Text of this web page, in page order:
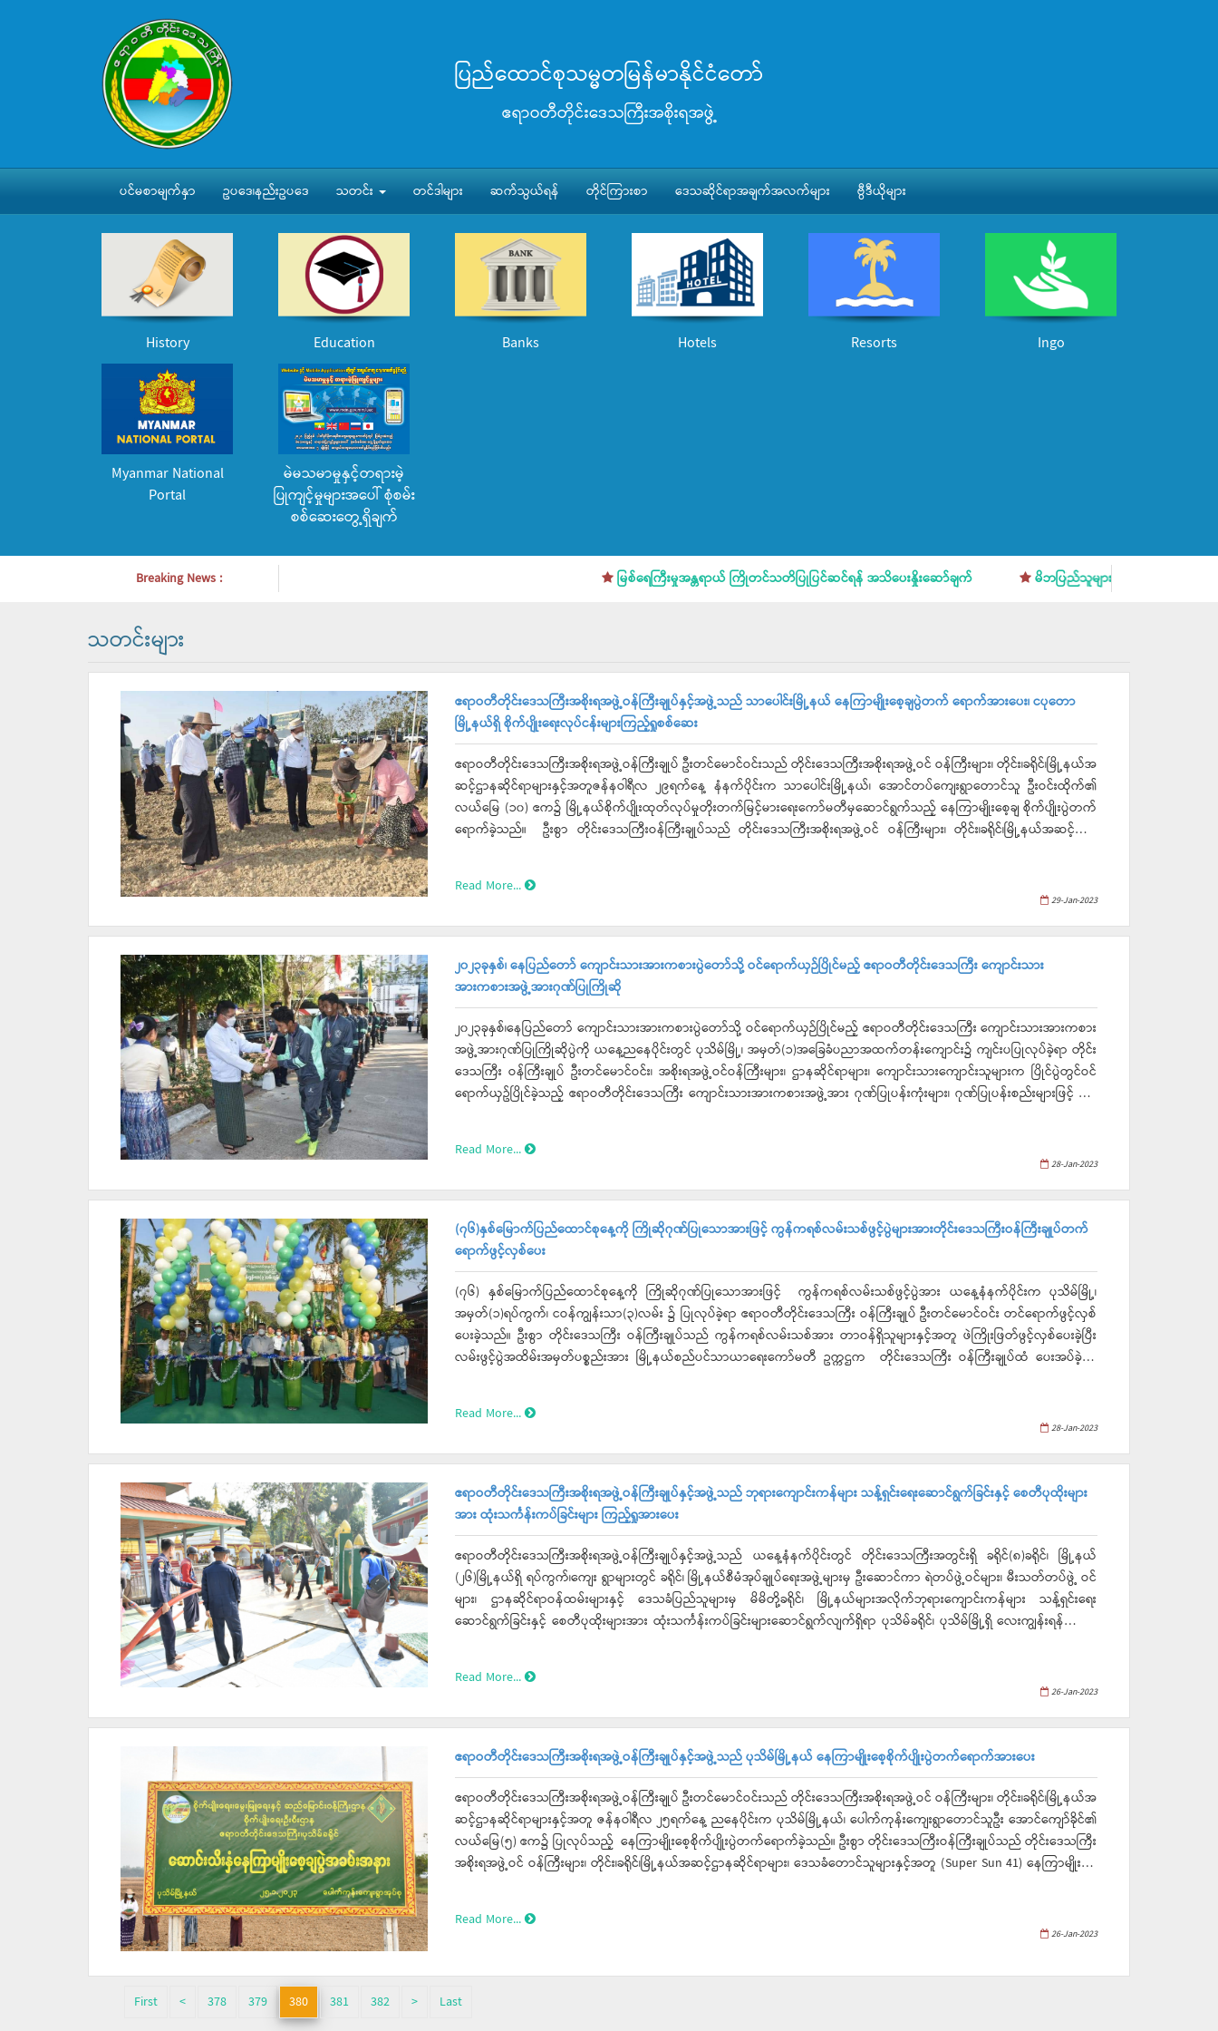
ပြည်ထောင်စုသမ္မတမြန်မာနိုင်ငံတော်
ဧရာဝတီတိုင်းဒေသကြီးအစိုးရအဖွဲ့
ပင်မစာမျက်နှာ ဥပဒေ၊နည်းဥပဒေ သတင်း တင်ဒါများ ဆက်သွယ်ရန် တိုင်ကြားစာ ဒေသဆိုင်ရာအချက်အလက်များ ဗွီဒီယိုများ
History Education Banks Hotels Resorts Ingo
Myanmar National
Portal
မဲမသမာမှုနှင့်တရားမဲ့
ပြုကျင့်မှုများအပေါ် စုံစမ်း
စစ်ဆေးတွေ့ရှိချက်
Breaking News : မြစ်ရေကြီးမှုအန္တရာယ် ကြိုတင်သတိပြုပြင်ဆင်ရန် အသိပေးနှိုးဆော်ချက် မိဘပြည်သူများအား အသိပေးနှိုးဆော်ချက်
သတင်းများ
ဧရာဝတီတိုင်းဒေသကြီးအစိုးရအဖွဲ့ဝန်ကြီးချုပ်နှင့်အဖွဲ့သည် သာပေါင်းမြို့နယ် နေကြာမျိုးစေ့ချပွဲတက် ရောက်အားပေး၊ ငပုတော
မြို့နယ်ရှိ စိုက်ပျိုးရေးလုပ်ငန်းများကြည့်ရှုစစ်ဆေး
ဧရာဝတီတိုင်းဒေသကြီးအစိုးရအဖွဲ့ဝန်ကြီးချုပ် ဦးတင်မောင်ဝင်းသည် တိုင်းဒေသကြီးအစိုးရအဖွဲ့ဝင် ဝန်ကြီးများ၊ တိုင်း၊ခရိုင်၊မြို့နယ်အ
ဆင့်ဌာနဆိုင်ရာများနှင့်အတူဇန်နဝါရီလ ၂၉ရက်နေ့ နံနက်ပိုင်းက သာပေါင်းမြို့နယ်၊ အောင်တပ်ကျေးရွာတောင်သူ ဦးဝင်းထိုက်၏
လယ်မြေ (၁၀) ဧက၌ မြို့နယ်စိုက်ပျိုးထုတ်လုပ်မှုတိုးတက်မြင့်မားရေးကော်မတီမှဆောင်ရွက်သည့် နေကြာမျိုးစေ့ချ စိုက်ပျိုးပွဲတက်
ရောက်ခဲ့သည်။ ဦးစွာ တိုင်းဒေသကြီးဝန်ကြီးချုပ်သည် တိုင်းဒေသကြီးအစိုးရအဖွဲ့ဝင် ဝန်ကြီးများ၊ တိုင်း၊ခရိုင်၊မြို့နယ်အဆင့်ဌာန
င့်ဆန်း၏ လယ်မြေ(၈)ဧက၌ နိုင်ငံ့စီးပွားမြှင့်တင်ရေး ရန်ပုံငွေဖြင့် စိုက်ပျိုးသည့် နွေစပါးမြေဩဇာကြဲပက်နေမှုများကို ကြည့်ရှု
စေရေးနှင့် အထွက်တိုးစေရေးအလေးထားဆောင်ရွက်ရန်မှာကြားခဲ့ကြောင်းသိရသည်။ ဆက်လက်၍ တိုင်းဒေသကြီးဝန်ကြီးချုပ်နှင့်
အဖွဲ့သည် ငပုတောမြို့နယ်၊ သက္ကယ်ချောင်း၊ အုန်းပင်စုကားလမ်းဘေးမြောင်းအား မြို့နယ်ဆည်မြောင်းနှင့်ရေအသုံးချမှုစီမံခန့်ခွဲ
ရေးဦးစီးဌာနမှ နွေစပါးအောင်ရေရရှိစေရေးအတွက် စိုက်ဧက ၃၀၀ခန့်အားအကျိုးပြုနိုင်သည့် အလျား ၇၅၀၀ပေရှိ မြောင်းတူးခြင်း
လုပ်ငန်းဆောင်ရွက်ပြီးစီးမှုနှင့်တောင်သူများမှ စိုက်ပျိုးရေသုံးစွဲနေမှုနှင့်တောင်သူ ဦးဝင်းကိုကို၏ လယ်မြေ(၁၀)တွင် မြေသြဇာကြဲ
ပတ်နေမှုများကိုကြည့်ရှုအားပေးခဲ့ကာ စိုက်ပျိုးရေလုံလောက်စွာရရှိပြီဖြစ်၍ ပိုမိုတိုးချဲ့စိုက်ပျိုးစေရေး၊ အထွက်တိုးစေရေးကြိုးပမ်း
ဆောင်ရွက်ကြရန်မှာကြားခဲ့သည်။ ထို့နောက် ဝက်ဆူကျေးရွာရှိ တောင်သူဦးရဲတိုး၏ လယ်မြေ (၁၁.၈)ဧကတွင် နိုင်ငံ့စီးပွားမြှင့်တင်
ရေး ရန်ပုံငွေဖြင့် စိုက်ပျိုးသည့် နွေစပါး မြေဩဇာကြဲပတ်ပွဲအား တက်ရောက်အားပေးခဲ့ပြီး တောင်သူများနှင့်တွေ့ဆုံ၍ မြေပြုပြင်ခြင်း
လုပ်ငန်းများဆောင်ရွက်စေရေး၊ သာဘာဝမြေသြဇာနှင့်ဓာတ်မြေသြဇာများအချိုးကျသုံးစွဲစေရေး၊ အထွက်တိုးမျိုးစပါးများအသုံးပြုစေ
ဆက်လက်၍ လိပ်ချောင်းကျေးရွာရှိ တောင်သူ ဦးအောင်သူ၏ လယ်မြေ (၁၀)တွင် မြို့နယ်စိုက်ပျိုးထုတ်လုပ်မှုတိုးတက်မြင့်မားရေး
စုပေါင်းစိုက်ပျိုးပွဲတက်ရောက်ခဲ့ပြီး ငပုတောမြို့နယ်အတွင်းရှိ ၂၀၂၂- ၂၀၂၃ခုနှစ် မိုးစပါးရိတ်သိမ်းပြီးစီးမှုအပေါ် နွေစပါးစိုက်ပျိိုးမှုနှင့်
ဆောင်းသီးနှံ သီးထပ်စိုက်ပျိုးမှုအခြေအနေများနှင့် ရိုးပြက်ကျန်ဧကများအပေါ် ၂၀၂၂- ၂၀၂၃ခုနှစ် သီးနှံအလိုက်ဖော်ထုတ်စိုက်ပျိုးပြီးစီး
မှုအခြေအနေများရှင်းလင်းတင်ပြရာ တိုင်းဒေသကြီးဝန်ကြီးချုပ်မှ အထွက်နှုန်းတိုးစေရေး၊ သဘာဝမြေသြဇာနှင့်ဓာတ်မြေသြဇာ
အချိုးကျသုံးစွဲခြင်းအားတောင်သူများကျယ်ကျယ်ပြန့်ပြန့်သုံးစွဲစေရေးအသိပညာပေးလုပ်ငန်းများဆောင်ရွက်ရန် မှာကြားခဲ့ပြီး (Super
Sun 41) နေကြာမျိုးစေ့များအား စုပေါင်းစိုက်ပျိုးမှုကိုကြည့်ရှုအားပေးခဲ့ပြီး ရေပေးခြင်း၊ အစာကျွေးခြင်းလုပ်ငန်းများ စနစ်တကျ
ဆောင်ရွက်ရန်နှင့် ဖြစ်ထွန်းအောင်မြင်အောင် စိုက်ပျိုးကြရန်မှာကြားခဲ့သည်။ ဆက်လက်၍ ပုသိမ်စက်မှုစီမံကိန်းသို့သွားရောက်ခဲ့ပြီး
စပါးခွံလောင်စာအသုံးပြု၍ Gasifierဖြင့် လျှပ်စစ်ထုတ်လုပ်သုံးစွဲနေမှုအား ကြည့်ရှုစစ်ဆေးခဲ့ပြီး လျှပ်စစ်ဓာတ်အားလိုအပ်ချက်ကို
အထိုက်အလျောက်ဖြည့်ဆည်းနိုင်မည့် ဆိုလာစွမ်းအင်နှင့် စပါးခွံလောင်သုံး Gasifier တို့ဖြင့်ကုန်ထုတ်လုပ်ငန်းများပိုမိုတိုးတက်အောင်
(၁၁/၀.၄ )ကေဗွီ၊ ၂၀၀ ကေဗွီအေ ခွဲရုံ (၂) ရုံနှင့်၄၀၀ ဗို့ ဓာတ်အားလိုင်း (၂) မိုင် အသစ်တည်ဆောက်ခြင်းလုပ်ငန်းသို့သွားရောက်ခဲ့ပြီး
တိုင်းဒေသကြီး လျှပ်စစ်ဓာတ်အားဖြန့်ဖြူးဌာန၊ တိုင်းဦးစီးမှူးမှ လုပ်ငန်းဆောင်ရွက်မှုအခြေအနေများရှင်းလင်းတင်ပြရာ တိုင်းဒေသ
ကြီးဝန်ကြီးချုပ်က သတ်မှတ်ကာလအတွင်းပြီးစီးစေရေး၊ လုပ်ငန်းခွင်အန္တရာယ်ကင်းရှင်းစေရေးအလေးထားဆောင်ရွက်ရန်မှာကြားခဲ့
ပြီး လျှပ်စစ်တိုင်ထူခြင်းလုပ်ငန်းဆောင်ရွက်နေမှုများကို ကြည့်ရှုစစ်ဆေးခဲ့ကြောင်းသိရသည်။
Read More...
29-Jan-2023
၂၀၂၃ခုနှစ်၊ နေပြည်တော် ကျောင်းသားအားကစားပွဲတော်သို့ ဝင်ရောက်ယှဉ်ပြိုင်မည့် ဧရာဝတီတိုင်းဒေသကြီး ကျောင်းသား
အားကစားအဖွဲ့အားဂုဏ်ပြုကြိုဆို
၂၀၂၃ခုနှစ်၊နေပြည်တော် ကျောင်းသားအားကစားပွဲတော်သို့ ဝင်ရောက်ယှဉ်ပြိုင်မည့် ဧရာဝတီတိုင်းဒေသကြီး ကျောင်းသားအားကစား
အဖွဲ့အားဂုဏ်ပြုကြိုဆိုပွဲကို ယနေ့ညနေပိုင်းတွင် ပုသိမ်မြို့၊ အမှတ်(၁)အခြေခံပညာအထက်တန်းကျောင်း၌ ကျင်းပပြုလုပ်ခဲ့ရာ တိုင်း
ဒေသကြီး ဝန်ကြီးချုပ် ဦးတင်မောင်ဝင်း၊ အစိုးရအဖွဲ့ဝင်ဝန်ကြီးများ၊ ဌာနဆိုင်ရာများ၊​ ကျောင်းသား​​ကျောင်းသူများက ပြိုင်ပွဲတွင်ဝင်​
ရောက်ယှဥ်ပြိုင်ခဲ့သည့် ဧရာဝတီတိုင်းဒေသကြီး ကျောင်းသားအားကစားအဖွဲ့အား ဂုဏ်ပြုပန်းကုံးများ၊ ဂုဏ်ပြုပန်းစည်းများဖြင့် ရင်း
အောင်ပွဲနှင့်အတူဂုဏ်ပြုကြိုဆိုခြင်းဖြစ်ပါကြောင်း၊ တိုင်းဒေသကြီး ကျောင်းသားအားကစားအဖွဲ့သည် ပြိုင်ပွဲလေးခုတွင် ဖိုင်နယ်သို့
အမျိုးသားဘောလုံးပြိုင်ပွဲတွင် ပထမရယူခဲ့သည့် အတွက် တိုင်းဒေသကြီး ဝန်ကြီးချုပ်အနေဖြင့် ဂုဏ်ယူပါကြောင်းနှင့် ဆုမရရှိခဲ့သည့်
အားကစားသမားများကလည်း ဆုရရှိရေး ပိုမိုကြိုးစားဆောင်ရွက်ကြရမှာဖြစ်ပါကြောင်းနှင့်အခြေခံပညာအဆင့်မှစတင်ကာ တိုင်း
ဒေသကြီးကိုယ်စားပြု၊နိုင်ငံ့ကိုယ်စားပြု အားကစားသမားများဖြစ်​အောင် ​ကြိုးစားဆောင်ရွက်ကြရမှာဖြစ်​ကြောင်း” ပြောကြားခဲ့ပြီး
စားသောက်ဖွယ်ရာများနှင့် ကြိုဆိုဂုဏ်ပြုဧည့်ခံခဲ့ကြောင်းသိရသည်။
Read More...
28-Jan-2023
(၇၆)နှစ်မြောက်ပြည်ထောင်စုနေ့ကို ကြိုဆိုဂုဏ်ပြုသောအားဖြင့် ကွန်ကရစ်လမ်းသစ်ဖွင့်ပွဲများအားတိုင်းဒေသကြီးဝန်ကြီးချုပ်တက်
ရောက်ဖွင့်လှစ်ပေး
(၇၆) နှစ်မြောက်ပြည်ထောင်စုနေ့ကို ကြိုဆိုဂုဏ်ပြုသောအားဖြင့် ကွန်ကရစ်လမ်းသစ်ဖွင့်ပွဲအား ယနေ့နံနက်ပိုင်းက ပုသိမ်မြို့၊
အမှတ်(၁)ရပ်ကွက်၊ ငဝန်ကျွန်းသာ(၃)လမ်း ၌ ပြုလုပ်ခဲ့ရာ ဧရာဝတီတိုင်းဒေသကြီး ဝန်ကြီးချုပ် ဦးတင်မောင်ဝင်း တင်ရောက်ဖွင့်လှစ်
ပေးခဲ့သည်။ ဦးစွာ တိုင်း‌ဒေသကြီး ဝန်ကြီးချုပ်သည် ကွန်ကရစ်လမ်းသစ်အား တာဝန်ရှိသူများနှင့်အတူ ဖဲကြိုးဖြတ်ဖွင့်လှစ်ပေးခဲ့ပြီး
လမ်းဖွင့်ပွဲအထိမ်းအမှတ်ပစ္စည်းအား မြို့နယ်စည်ပင်သာယာရေး‌ကော်မတီ ဥက္ကဌက တိုင်းဒေသကြီး ဝန်ကြီးချုပ်ထံ ပေးအပ်ခဲ့ပြီး
များမှ ပူးပေါင်းပါဝင်ငွေများဖြင့် ဆောင်ရွက်သော လမ်းဖြစ်ပြီး လမ်းအရှည် ၄၂‌၉ပေ၊အကျယ်၁၂ပေနှင့် ထု၆လက်မရှိကြောင်းသိရ
ဝါးခယ်မမြို့နယ်၊ ပဆငလမ်းမှ အူကျွန်း- ရေလိန်လမ်း ကွန်ကရစ်လမ်းဖွင့်ပွဲအခမ်းအနားအား တက်ရောက်၍ “ယနေ့ဖွင့်လှစ်ပေးသည့်
ကွန်ကရစ်လမ်းသည် ဒေသခံပြည်သူများ၏ လူမှုစီးပွားဘဝ ဖွံ့ဖြိုးတိုးတက်ရေးအတွက် ပညာရေး၊ကျန်းမာရေး၊စိုက်ပျိုးရေး၊
မွေးမြူရေးစသည်တို့ကို ဆောင်ရွက်ပေးနိုင်မည့်လမ်းတစ်လမ်းဖြစ်ပါကြောင်း၊ သွားလာရေးလွယ်ကူအဆင်ပြေပြီဖြစ်၍ ပညာရေး၊
ကျန်းမာရေးနှင့် လူမှုစီးပွားဘဝ ဖွံ့ဖြိုးတိုးတက်ရေးအတွက် စိုက်ပျိုးရေး၊မွေးမြူရေးလုပ်ငန်းများအား အစွမ်းကုန် ဆောင်ရွက်နိုင်ကြ
စေရေးနှင့် လမ်းသစ်အားရေရှည်တည်တံ့စေရေး ဝိုင်းဝန်းထိန်းသိမ်းကြရန်”ပြောကြားခဲ့ပြီး ကွန်ကရစ်လမ်းအား တာဝန်ရှိသူများနှင့်
အတူ ဖဲကြိုးဖြတ်ဖွင့်လှစ်ပေးသည်။ယင်းနောက် ကျေးလက်လမ်းဖွံ့ဖြိုးရေးဦးစီးဌာန ညွှန်ကြားရေးမှူးက လမ်းဖွင့်ဖွင့်ပွဲအထိမ်းအမှတ်
ပစ္စည်းအား တိုင်းဒေသကြီး ဝန်ကြီးချုပ်ထံ ပေးအပ်ခဲ့ပြီးနောက် စုပေါင်းမှတ်တမ်းတင် ဓာတ်ပုံများ ရိုက်ကူးခဲ့ကာ ကွန်ကရစ်လမ်း
သစ်အား တာဝန်ရှိသူများနှင့်အတူ လှည့်လည်ကြည့်ရှုစစ်ဆေးခဲ့သည်။အဆိုပါလမ်းသည် ဝါးခယ်မြို့နယ်၊ကျေးလက်လမ်းဖွံ့ဖြိုးရေး
နွယ်ထွန်း၏ ရေဆင်းစပ်မျိုး(၁)နေကြာစိုက်ခင်းအား ကြည့်ရှုအားပေးပြီး ဆီဖူလုံရေးအတွက်တိုးချဲ့စိုက်ပျိုးနိုင်ရန်၊ ပိုးမွှားများ မကျ
လမ်းညွှန်မှာကြားခဲ့သည်။ ဆက်လက်၍ တိုင်းဒေသကြီး ဝန်ကြီးချုပ်သည် ဝါးခယ်မြို့နယ်၊ အမှတ်(၂) အခြေခံပညာ
အထက်တန်းကျောင်း၌ တက္ကသိုလ်ဝင်တန်း စာမေးပွဲဝင်ရောက်ဖြေဆိုမည့် ဖြေဆိုကြမည့် ကျောင်းသားကျောင်းသူများအား အချိန်ပို
သင်ကြားပို့ချနေမှုကိုကြည့်ရှုအားပေးခဲ့ပြီး ဆရာ၊ဆရာမျိား၏သင်ကြားပို့ချမှုများကို လိုက်နာမှတ်သားကျက်မှတ်စေရေး၊ အားနည်းသ
ည့်ဘာသာရပ်များကိုပိုမိုလေ့လာကြစေရေးနှင့် ရာနှုန်းပြည့်အောင်မြင်စေရေးအားပေးစကားများပြောကြားခဲ့ပြီး ကျောင်းသုံးပစ္စည်း
များနှင့် ထောက်ပံ့ငွေများပေးအပ်ခဲ့သည်။ ဆက်လက်၍ တိုင်းဒေသကြီး ဝန်ကြီးချုပ်သည် အိမ်မဲမြို့နယ်၊ဘုရားကြီးကုန်းကျေးရွာရှိ
တောင်သူဦးစိန်မောင်သန်း၏ နေကြာစိုက်ဧက(၅)၌စိုက်ပျိုးထားသည့် ရေဆင်းစပ်မျိုး(၁)နေကြာစိုက်ခင်းအောင်မြင်ဖြစ်ထွန်းနေမှု
အား ကြည့်ရှုအားပေးခဲ့ပြီး ရေပေးခြင်းနှင့်အစာကျွေးခြင်းလုပ်ငန်းများစနစ်တကျရှိစေရေးနှင့်အောင်မြင်အောင်စိုက်ပျိုးစေရေးမှာကြား
waste များသည် အပင်များအတွက် သဘာဝမြေသြဇာကို ရရှိနိုင်မှုအခြေအနေများ၊ ယင်မဲပိုးလောင်းများအား ကြက်၊ ဘဲ၊ ငါး နှင့်
အသားစား တိရစ္ဆာန် များအတွက် အစာအဖြစ်အသုံးပြုမှုအခြေအနေများရှင်းလင်းတင်ပြခဲ့ပြီး ယင်မဲ မွေးမြူမှုအခြေအနေများနှင့်
ဦးစီးဌာန တိုင်းဦးစီးမှူးနှင့် စိုက်ပျိုးရေးဦးစီးဌာန တိုင်းဦးစီးမှူးတို့က စိုက်ပျိုးမွေးမြူရေးကိစ္စများနှင့်ပတ်သက်၍ ဆက်သွယ်
Read More...
28-Jan-2023
ဧရာဝတီတိုင်းဒေသကြီးအစိုးရအဖွဲ့ဝန်ကြီးချုပ်နှင့်အဖွဲ့သည် ဘုရားကျောင်းကန်များ သန့်ရှင်းရေးဆောင်ရွက်ခြင်းနှင့် စေတီပုထိုးများ
အား ထုံးသင်္ကန်းကပ်ခြင်းများ ကြည့်ရှုအားပေး
ဧရာဝတီတိုင်းဒေသကြီးအစိုးရအဖွဲ့ဝန်ကြီးချုပ်နှင့်အဖွဲ့သည် ယနေ့နံနက်ပိုင်းတွင် တိုင်းဒေသကြီးအတွင်းရှိ ခရိုင်(၈)ခရိုင်၊ မြို့နယ်
(၂၆)မြို့နယ်ရှိ ရပ်ကွက်၊ကျေး ရွာများတွင် ခရိုင်၊ မြို့နယ်စီမံအုပ်ချုပ်ရေးအဖွဲ့များမှ ဦးဆောင်ကာ ရဲတပ်ဖွဲ့ဝင်များ၊ မီးသတ်တပ်ဖွဲ့ ဝင်
များ၊ ဌာနဆိုင်ရာဝန်ထမ်းများနှင့် ဒေသခံပြည်သူများမှ မိမိတို့ခရိုင်၊ မြို့နယ်များအလိုက်ဘုရားကျောင်းကန်များ သန့်ရှင်းရေး
ဆောင်ရွက်ခြင်းနှင့် စေတီပုထိုးများအား ထုံးသင်္ကန်းကပ်ခြင်းများဆောင်ရွက်လျက်ရှိရာ ပုသိမ်ခရိုင်၊ ပုသိမ်မြို့ရှိ လေးကျွန်းရန်အောင်
ရေး ကုသိုလ်ယူခြင်းများ ဆောင်ရွက်နေမှုများကို သွားရောက်ကြည့်ရှုအားပေးခဲ့သည်။ ထို့အတူ တိုင်းဒေသကြီးအတွင်းရှိ မြို့နယ်
ဆောင်ရွက်လျက်ရှိကြောင်းသိရသည်။
Read More...
26-Jan-2023
ဧရာဝတီတိုင်းဒေသကြီးအစိုးရအဖွဲ့ဝန်ကြီးချုပ်နှင့်အဖွဲ့သည် ပုသိမ်မြို့နယ် နေကြာမျိုးစေ့စိုက်ပျိုးပွဲတက်ရောက်အားပေး
ဧရာဝတီတိုင်းဒေသကြီးအစိုးရအဖွဲ့ဝန်ကြီးချုပ် ဦးတင်မောင်ဝင်းသည် တိုင်းဒေသကြီးအစိုးရအဖွဲ့ဝင် ဝန်ကြီးများ၊ တိုင်း၊ခရိုင်၊မြို့နယ်အ
ဆင့်ဌာနဆိုင်ရာများနှင့်အတူ ဇန်နဝါရီလ ၂၅ရက်နေ့ ညနေပိုင်းက ပုသိမ်မြို့နယ်၊ ပေါက်ကုန်းကျေးရွာတောင်သူဦး အောင်ကျော်ခိုင်၏
လယ်မြေ(၅) ဧက၌ ပြုလုပ်သည့် နေကြာမျိုးစေ့စိုက်ပျိုးပွဲတက်ရောက်ခဲ့သည်။ ဦးစွာ တိုင်းဒေသကြီးဝန်ကြီးချုပ်သည် တိုင်းဒေသကြီး
အစိုးရအဖွဲ့ဝင် ဝန်ကြီးများ၊ တိုင်း၊ခရိုင်၊မြို့နယ်အဆင့်ဌာနဆိုင်ရာများ၊ ဒေသခံတောင်သူများနှင့်အတူ (Super Sun 41) နေကြာမျိုးစေ့
Read More...
26-Jan-2023
First < 378 379 380 381 382 > Last